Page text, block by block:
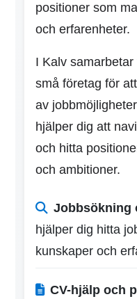
positioner som
och erfarenheter.
I Kalv
små företag för
av
hjälper dig att
och hitta
och ambitioner.
Jobbsökning
hjälper dig hitta
kunskaper och
CV-hjälp och